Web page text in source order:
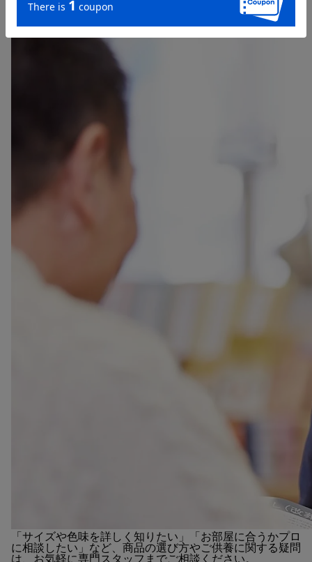
「サイズや色味を詳しく知りたい」「お部屋に合うかプロ
に相談したい」など、商品の選び方やご供養に関する疑問
は、お気軽に専門スタッフまでご相談ください。